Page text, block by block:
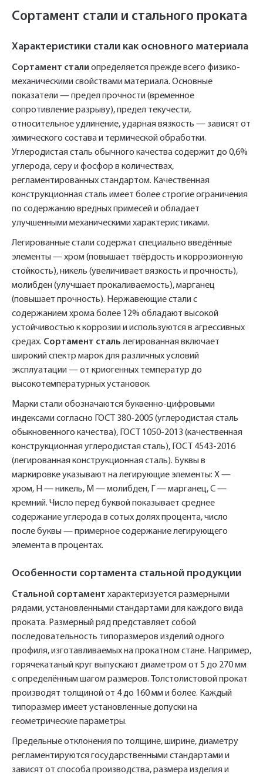
Сортамент стали и стального проката
Характеристики стали как основного материала
Сортамент стали определяется прежде всего физико-
механическими свойствами материала. Основные
показатели — предел прочности (временное
сопротивление разрыву), предел текучести,
относительное удлинение, ударная вязкость — зависят от
химического состава и термической обработки.
Углеродистая сталь обычного качества содержит до 0,6%
углерода, серу и фосфор в количествах,
регламентированных стандартом. Качественная
конструкционная сталь имеет более строгие ограничения
по содержанию вредных примесей и обладает
улучшенными механическими характеристиками.
Легированные стали содержат специально введённые
элементы — хром (повышает твёрдость и коррозионную
стойкость), никель (увеличивает вязкость и прочность),
молибден (улучшает прокаливаемость), марганец
(повышает прочность). Нержавеющие стали с
содержанием хрома более 12% обладают высокой
устойчивостью к коррозии и используются в агрессивных
средах. Сортамент сталь легированная включает
широкий спектр марок для различных условий
эксплуатации — от криогенных температур до
высокотемпературных установок.
Марки стали обозначаются буквенно-цифровыми
индексами согласно ГОСТ 380-2005 (углеродистая сталь
обыкновенного качества), ГОСТ 1050-2013 (качественная
конструкционная углеродистая сталь), ГОСТ 4543-2016
(легированная конструкционная сталь). Буквы в
маркировке указывают на легирующие элементы: Х —
хром, Н — никель, М — молибден, Г — марганец, С —
кремний. Число перед буквой показывает среднее
содержание углерода в сотых долях процента, число
после буквы — примерное содержание легирующего
элемента в процентах.
Особенности сортамента стальной продукции
Стальной сортамент характеризуется размерными
рядами, установленными стандартами для каждого вида
проката. Размерный ряд представляет собой
последовательность типоразмеров изделий одного
профиля, изготавливаемых на прокатном стане. Например,
горячекатаный круг выпускают диаметром от 5 до 270 мм
с определённым шагом размеров. Толстолистовой прокат
производят толщиной от 4 до 160 мм и более. Каждый
типоразмер имеет установленные допуски на
геометрические параметры.
Предельные отклонения по толщине, ширине, диаметру
регламентируются государственными стандартами и
зависят от способа производства, размера изделия и